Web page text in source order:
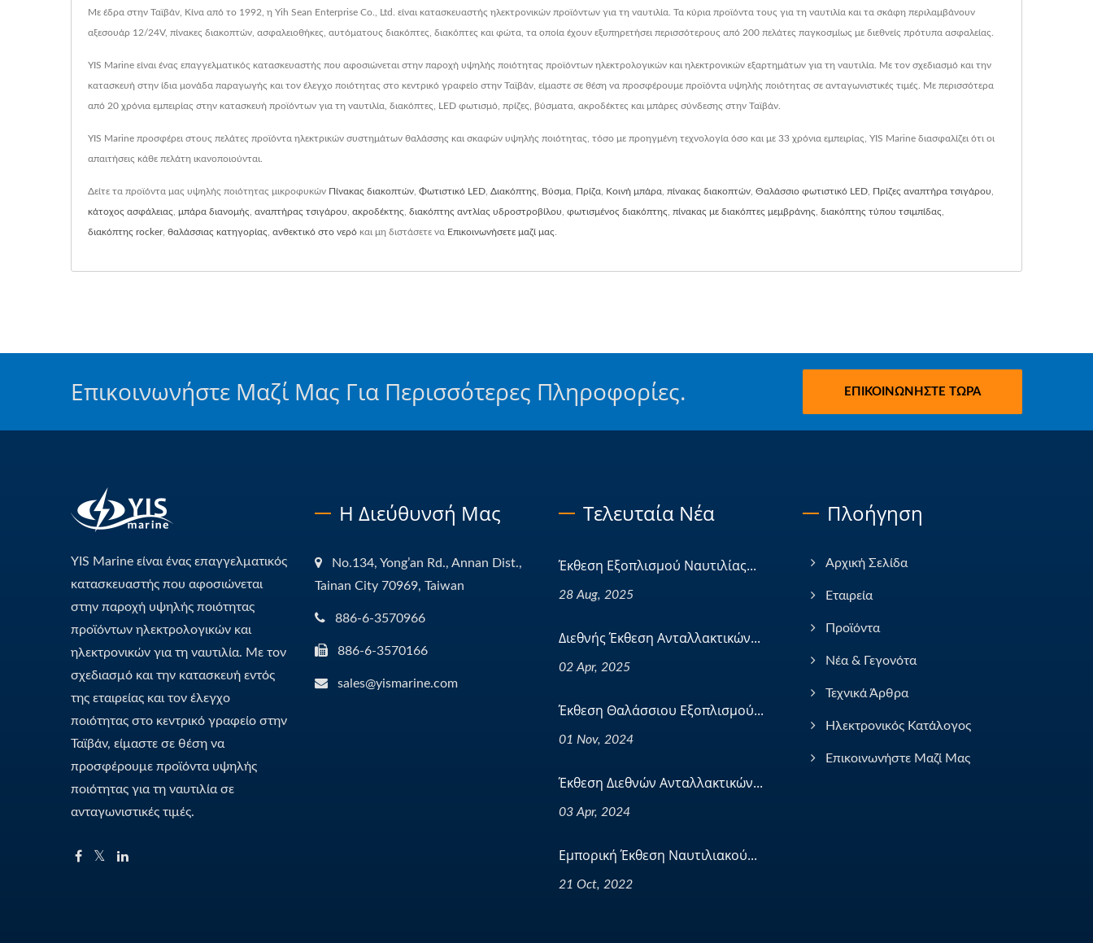
Με έδρα στην Ταϊβάν, Κίνα από το 1992, η Yih Sean Enterprise Co., Ltd. είναι κατασκευαστής ηλεκτρονικών προϊόντων για τη ναυτιλία. Τα κύρια προϊόντα τους για τη ναυτιλία και τα σκάφη περιλαμβάνουν
αξεσουάρ 12/24V, πίνακες διακοπτών, ασφαλειοθήκες, αυτόματους διακόπτες, διακόπτες και φώτα, τα οποία έχουν εξυπηρετήσει περισσότερους από 200 πελάτες παγκοσμίως με διεθνείς πρότυπα ασφαλείας.
YIS Marine είναι ένας επαγγελματικός κατασκευαστής που αφοσιώνεται στην παροχή υψηλής ποιότητας προϊόντων ηλεκτρολογικών και ηλεκτρονικών εξαρτημάτων για τη ναυτιλία. Με τον σχεδιασμό και την
κατασκευή στην ίδια μονάδα παραγωγής και τον έλεγχο ποιότητας στο κεντρικό γραφείο στην Ταϊβάν, είμαστε σε θέση να προσφέρουμε προϊόντα υψηλής ποιότητας σε ανταγωνιστικές τιμές. Με περισσότερα
από 20 χρόνια εμπειρίας στην κατασκευή προϊόντων για τη ναυτιλία, διακόπτες, LED φωτισμό, πρίζες, βύσματα, ακροδέκτες και μπάρες σύνδεσης στην Ταϊβάν.
YIS Marine προσφέρει στους πελάτες προϊόντα ηλεκτρικών συστημάτων θαλάσσης και σκαφών υψηλής ποιότητας, τόσο με προηγμένη τεχνολογία όσο και με 33 χρόνια εμπειρίας, YIS Marine διασφαλίζει ότι οι
απαιτήσεις κάθε πελάτη ικανοποιούνται.
Δείτε τα προϊόντα μας υψηλής ποιότητας μικροφυκών Πίνακας διακοπτών Φωτιστικό LED Διακόπτης Βύσμα Πρίζα Κοινή μπάρα πίνακας διακοπτών Θαλάσσιο φωτιστικό LED Πρίζες αναπτήρα τσιγάρου
κάτοχος ασφάλειας μπάρα διανομής αναπτήρας τσιγάρου ακροδέκτης διακόπτης αντλίας υδροστροβίλου φωτισμένος διακόπτης πίνακας με διακόπτες μεμβράνης διακόπτης τύπου τσιμπίδας
διακόπτης rocker, θαλάσσιας κατηγορίας ανθεκτικό στο νερό και μη διστάσετε να Επικοινωνήσετε μαζί μας
Επικοινωνήστε Μαζί Μας Για Περισσότερες Πληροφορίες. ΕΠΙΚΟΙΝΩΝΉΣΤΕ ΤΏΡΑ
YIS Marine είναι ένας επαγγελματικός
κατασκευαστής που αφοσιώνεται
στην παροχή υψηλής ποιότητας
προϊόντων ηλεκτρολογικών και
ηλεκτρονικών για τη ναυτιλία. Με τον
σχεδιασμό και την κατασκευή εντός
της εταιρείας και τον έλεγχο
ποιότητας στο κεντρικό γραφείο στην
Ταϊβάν, είμαστε σε θέση να
προσφέρουμε προϊόντα υψηλής
ποιότητας για τη ναυτιλία σε
ανταγωνιστικές τιμές.
Η Διεύθυνσή Μας
No.134, Yong’an Rd., Annan Dist.,
Tainan City 70969, Taiwan
886-6-3570966
886-6-3570166
sales@yismarine.com
Τελευταία Νέα
Έκθεση Εξοπλισμού Ναυτιλίας...
28 Aug, 2025
Διεθνής Έκθεση Ανταλλακτικών...
02 Apr, 2025
Έκθεση Θαλάσσιου Εξοπλισμού...
01 Nov, 2024
Έκθεση Διεθνών Ανταλλακτικών...
03 Apr, 2024
Εμπορική Έκθεση Ναυτιλιακού...
21 Oct, 2022
Πλοήγηση
Αρχική Σελίδα
Εταιρεία
Προϊόντα
Νέα & Γεγονότα
Τεχνικά Άρθρα
Ηλεκτρονικός Κατάλογος
Επικοινωνήστε Μαζί Μας